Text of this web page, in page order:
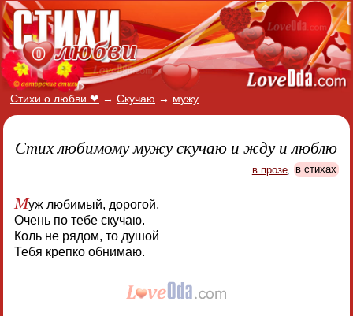
Стихи о любви ❤ → Скучаю → мужу
Стих любимому мужу скучаю и жду и люблю
в прозе, в стихах
Муж любимый, дорогой,
Очень по тебе скучаю.
Коль не рядом, то душой
Тебя крепко обнимаю.